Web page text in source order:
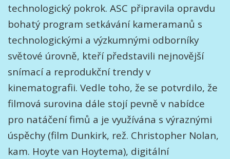
technologický pokrok. ASC připravila opravdu
bohatý program setkávání kameramanů s
technologickými a výzkumnými odborníky
světové úrovně, kteří představili nejnovější
snímací a reprodukční trendy v
kinematografii. Vedle toho, že se potvrdilo, že
filmová surovina dále stojí pevně v nabídce
pro natáčení fimů a je využívána s výraznými
úspěchy (film Dunkirk, rež. Christopher Nolan,
kam. Hoyte van Hoytema), digitální